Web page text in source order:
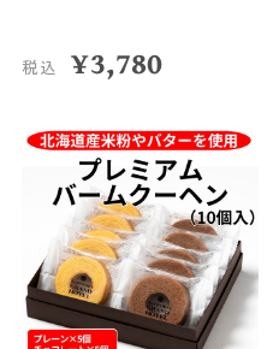
税込 ¥3,780